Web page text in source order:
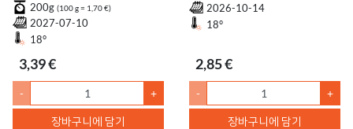
200g (100 g = 1,70 €)
2027-07-10
18°
3,39 €
- +
장바구니에 담기
2026-10-14
18°
2,85 €
- +
장바구니에 담기